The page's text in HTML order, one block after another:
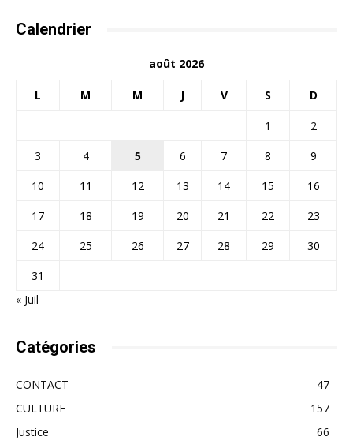
Calendrier
août 2026
L M M J V S D
1
2
3
4 5 6 7 8
9
10
11 12 13 14 15
16
17
18 19 20 21 22
23
24
25 26 27 28 29
30
31
« Juil
Catégories
CONTACT
47
CULTURE
157
Justice
66